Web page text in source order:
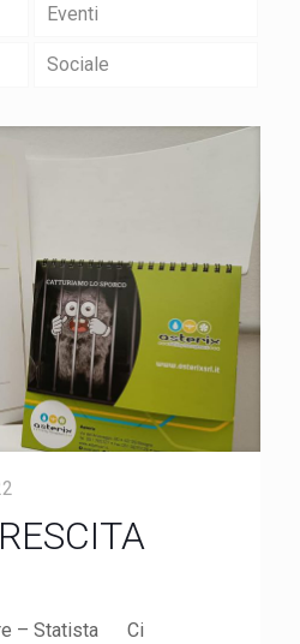
Eventi
Sociale
– Statista Ci